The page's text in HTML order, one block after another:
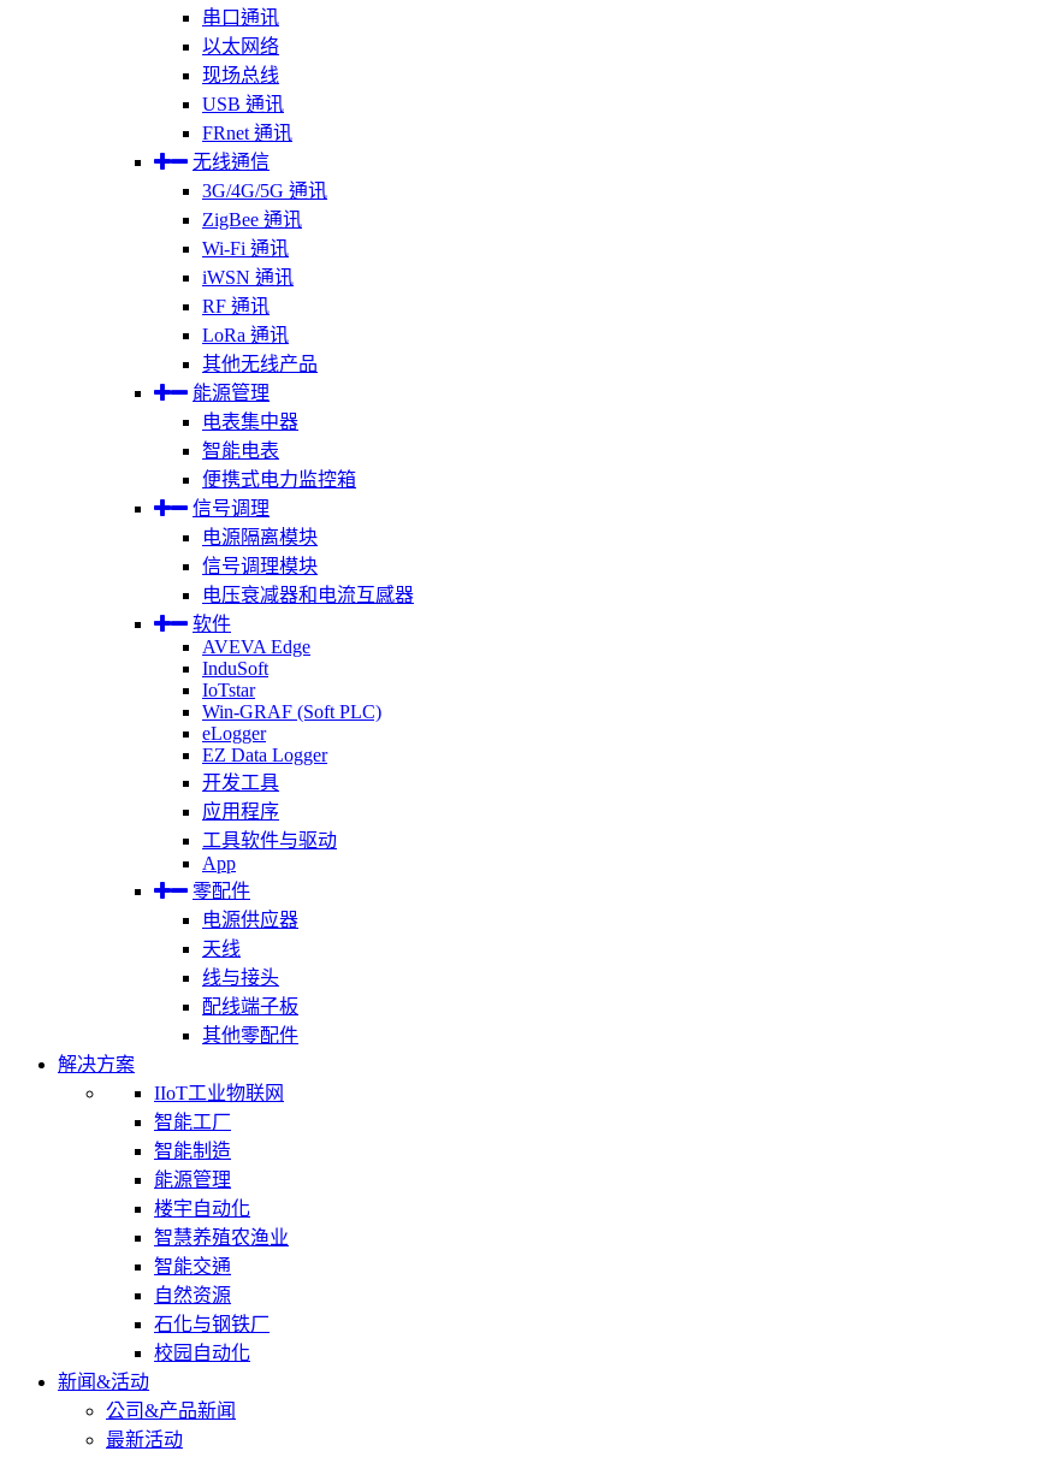
串口通讯
以太网络
现场总线
USB 通讯
FRnet 通讯
无线通信
3G/4G/5G 通讯
ZigBee 通讯
Wi-Fi 通讯
iWSN 通讯
RF 通讯
LoRa 通讯
其他无线产品
能源管理
电表集中器
智能电表
便携式电力监控箱
信号调理
电源隔离模块
信号调理模块
电压衰减器和电流互感器
软件
AVEVA Edge
InduSoft
IoTstar
Win-GRAF (Soft PLC)
eLogger
EZ Data Logger
开发工具
应用程序
工具软件与驱动
App
零配件
电源供应器
天线
线与接头
配线端子板
其他零配件
解决方案
IIoT工业物联网
智能工厂
智能制造
能源管理
楼宇自动化
智慧养殖农渔业
智能交通
自然资源
石化与钢铁厂
校园自动化
新闻&活动
公司&产品新闻
最新活动